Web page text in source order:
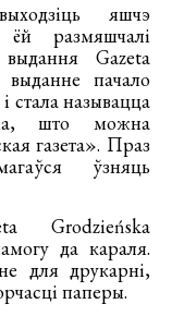
яшчэ
размяшчалі
Gazeta
пачало
стала называцца
што можна
газета». Праз
ўзняць
Grodzieńska
да караля.
для друкарні,
паперы.